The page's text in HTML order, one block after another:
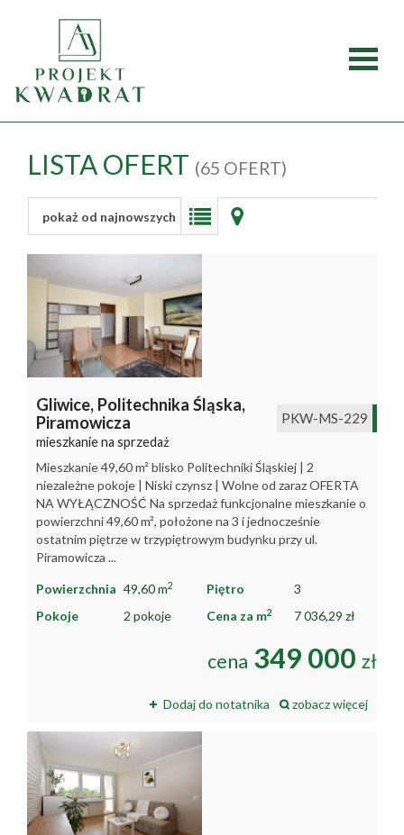
firmie
LISTA OFERT (65 OFERT)
pokaż od najnowszych
Gliwice, Politechnika Śląska,
Piramowicza
mieszkanie na sprzedaż
PKW-MS-229
Mieszkanie 49,60 m² blisko Politechniki Śląskiej | 2
niezależne pokoje | Niski czynsz | Wolne od zaraz OFERTA
NA WYŁĄCZNOŚĆ Na sprzedaż funkcjonalne mieszkanie o
powierzchni 49,60 m², położone na 3 i jednocześnie
ostatnim piętrze w trzypiętrowym budynku przy ul.
Piramowicza ...
Powierzchnia 49,60 m2 Piętro
3
Pokoje
2 pokoje Cena za m2 7 036,29 zł
cena 349 000 zł
Dodaj do notatnika zobacz więcej